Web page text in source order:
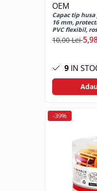
OEM
Capac tip
16 mm,
PVC flexibil,
10,00 Lei
9 IN
-39%